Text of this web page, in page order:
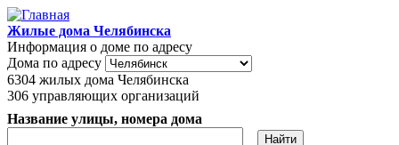
Перейти к основному содержанию
Жилые дома Челябинска
Информация о доме по адресу
Дома по адресу
6304 жилых дома Челябинска
306 управляющих организаций
Название улицы, номера дома